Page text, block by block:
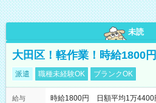
未読
大田区！軽作業！時給1800円
派遣 職種未経験OK ブランクOK
給与
時給1800円 日額平均1万4400